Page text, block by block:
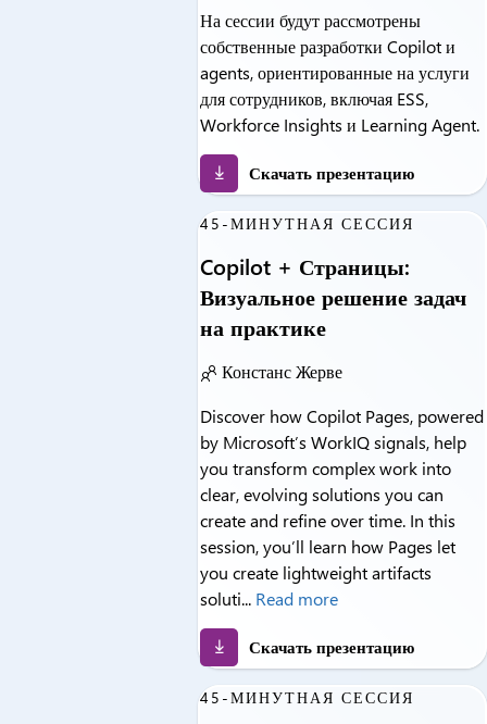
На сессии будут рассмотрены
собственные разработки Copilot и
agents, ориентированные на услуги
для сотрудников, включая ESS,
Workforce Insights и Learning Agent.
Скачать презентацию
45-МИНУТНАЯ СЕССИЯ
Copilot + Страницы:
Визуальное решение задач
на практике
Констанс Жерве
Discover how Copilot Pages, powered
by Microsoft’s WorkIQ signals, help
you transform complex work into
clear, evolving solutions you can
create and refine over time. In this
session, you’ll learn how Pages let
you create lightweight artifacts
soluti... Read more
Скачать презентацию
45-МИНУТНАЯ СЕССИЯ